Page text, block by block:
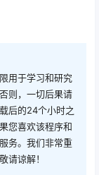
用于学习和研究
则，一切后果请
后的24个小时之
您喜欢该程序和
务。我们非常重
请谅解！